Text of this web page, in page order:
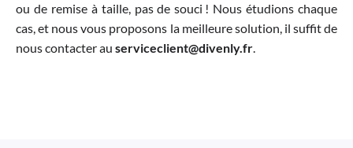
ou de remise à taille, pas de souci ! Nous étudions chaque
cas, et nous vous proposons la meilleure solution, il suffit de
nous contacter au serviceclient@divenly.fr.